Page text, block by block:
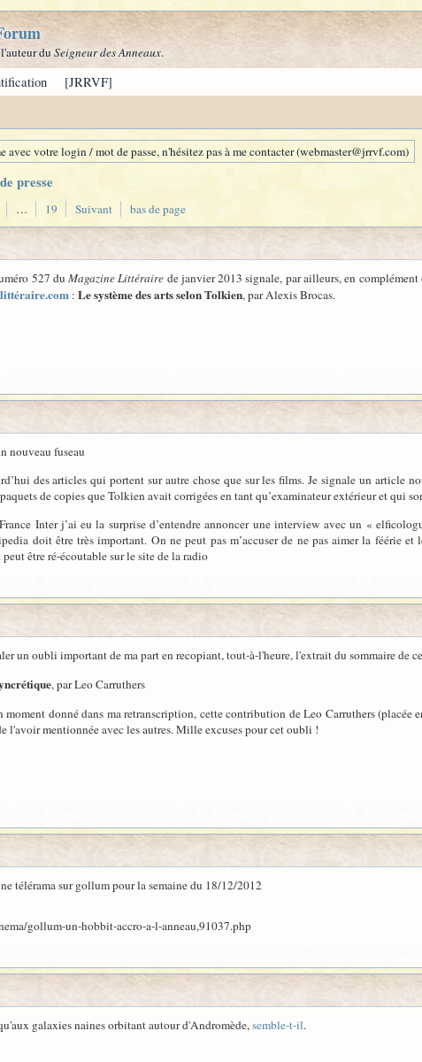
du Seigneur des Anneaux.
[JRRVF]
votre login / mot de passe, n'hésitez pas à me contacter (webmaster@jrrvf.com)
presse
… 19 Suivant bas de page
527 duMagazine Littéraire de janvier 2013 signale, par ailleurs, en
: Le système des arts selon Tolkien, par Alexis Brocas.
nouveau fuseau
des articles qui portent sur autre chose que sur les films. Je signale un article
de copies que Tolkien avait corrigées en tant qu’examinateur extérieur et qui
Inter j’ai eu la surprise d’entendre annoncer une interview avec un «
doit être très important. On ne peut pas m’accuser de ne pas aimer la féérie
peut être ré-écoutable sur le site de la radio
un oubli important de ma part en recopiant, tout-à-l'heure, l'extrait du sommaire de
, par Leo Carruthers
donné dans ma retranscription, cette contribution de Leo Carruthers (placée
l'avoir mentionnée avec les autres. Mille excuses pour cet oubli !
télérama sur gollum pour la semaine du 18/12/2012
gollum-un-hobbit-accro-a-l-anneau,91037.php
galaxies naines orbitant autour d'Andromède,semble-t-il.